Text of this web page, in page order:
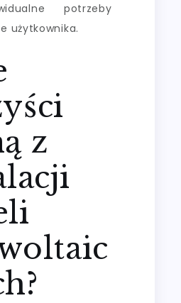
potrzeby
użytkownika.
z